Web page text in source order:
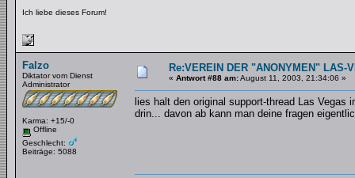
Ich liebe dieses Forum!
Falzo
Diktator vom Dienst
Administrator
Karma: +15/-0
Offline
Geschlecht:
Beiträge: 5088
Re:VEREIN DER "ANONYMEN" LAS-
« Antwort #88 am:August 11, 2003, 21:34:06 »
lies halt den original support-thread Las
drin... davon ab kann man deine fragen